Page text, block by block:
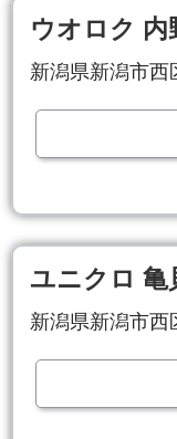
ウオロク 内
新潟県新潟市西
ユニクロ 亀
新潟県新潟市西